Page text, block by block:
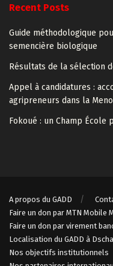
Recent Posts
Guide méthodologique
semencière biologique
Résultats de la sélection
Appel à candidatures :
agripreneurs dans la
Fokoué : un Champ
A propos du GADD
Faire un don par MTN Mobile
Faire un don par virement
Localisation du GADD à
Nos objectifs institutionnels